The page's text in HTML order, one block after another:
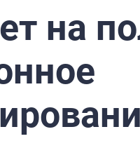
на